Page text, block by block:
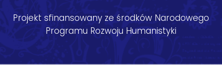
Projekt sfinansowany ze środków Narodowego
Programu Rozwoju Humanistyki